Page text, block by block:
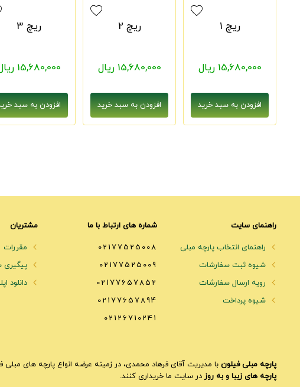
ریچ 1
15,680,000 ریال
ریچ 2
15,680,000 ریال
ریچ 3
15,680,000 ریال
راهنمای سایت
راهنمای انتخاب پارچه مبلی
شیوه ثبت سفارشات
رویه ارسال سفارشات
شیوه پرداخت
شماره های ارتباط با ما
02177525008
02177525009
02177657852
02177657894
02126710241
مشتریان
مقررات
پیگیری
دانلود
پارچه مبلی فیلون با مدیریت آقای فرهاد محمدی، در زمینه عرضه انواع پارچه های
پارچه های زیبا و به روز در سایت ما خریداری کنند.